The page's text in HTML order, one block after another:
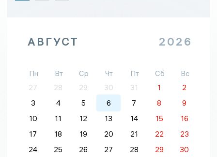
АВГУСТ 2026
Пн Вт Ср Чт Пт Сб
Вс
27
28 29 30 31 1
2
3
4 5 6 7 8
9
10
11 12 13 14 15
16
17
18 19 20 21 22
23
24
25 26 27 28 29 30